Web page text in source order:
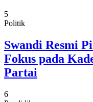
5
Politik
Swandi Resmi
Fokus pada
Partai
6